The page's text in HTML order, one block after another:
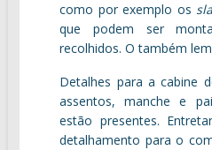
como por exemplo os
que podem ser
recolhidos. O também
Detalhes para a cabine
assentos, manche e
estão presentes.
detalhamento para o